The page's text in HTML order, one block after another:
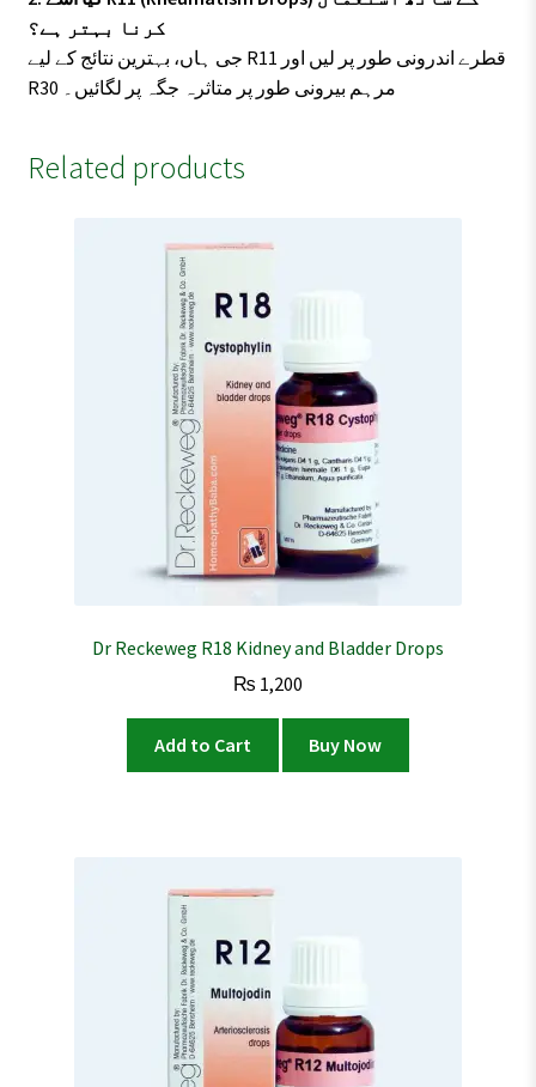
کرنا بہتر ہے؟
جی ہاں، بہترین نتائج کے لیے R11 قطرے اندرونی طور پر لیں اور
R30 مرہم بیرونی طور پر متاثرہ جگہ پر لگائیں۔
Related products
Dr Reckeweg R18 Kidney and Bladder Drops
₨ 1,200
Add to Cart Buy Now